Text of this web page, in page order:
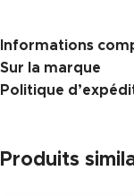
Informations
Sur la marque
Politique
Produits